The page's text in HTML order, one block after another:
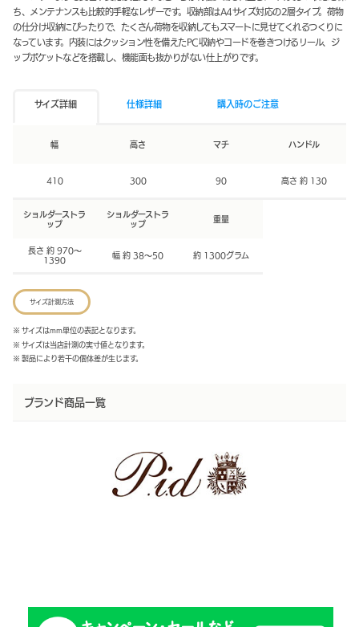
ち、メンテナンスも比較的手軽なレザーです。収納部はA4サイズ対応の2層タイプ。荷物
の仕分け収納にぴったりで、たくさん荷物を収納してもスマートに見せてくれるつくりに
なっています。内装にはクッション性を備えたPC収納やコードを巻きつけるリール、ジ
ップポケットなどを搭載し、機能面も抜かりがない仕上がりです。
サイズ詳細 仕様詳細 購入時のご注意
幅
410
高さ
300
マチ
90
ハンドル
高さ 約 130
ショルダーストラ
ップ
長さ 約 970～
1390
ショルダーストラ
ップ
幅 約 38～50
重量
約 1300グラム
サイズ計測方法
※ サイズはmm単位の表記となります。
※ サイズは当店計測の実寸値となります。
※ 製品により若干の個体差が生じます。
ブランド商品一覧